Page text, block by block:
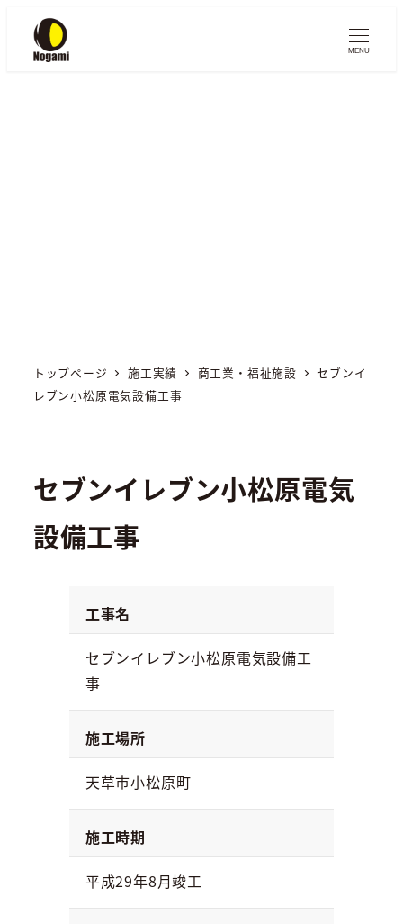
MENU
トップページ 施工実績 商工業・福祉施設
セブンイ
レブン小松原電気設備工事
セブンイレブン小松原電気
設備工事
工事名
セブンイレブン小松原電気設備工
事
施工場所
天草市小松原町
施工時期
平成29年8月竣工